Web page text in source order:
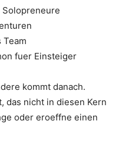
Team
fuer Einsteiger
kommt danach.
das nicht in diesen Kern
oder eroeffne einen